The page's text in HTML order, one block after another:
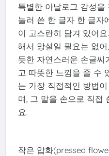
특별한 아날로그 감성을
눌러 쓴 한 글자 한 글자
이 고스란히 담겨 있어
해서 망설일 필요는 없
듯한 자연스러운 손글
고 따뜻한 느낌을 줄 수
는 가장 직접적인 방법
며, 그 말을 손으로 직접
요.
작은 압화(pressed